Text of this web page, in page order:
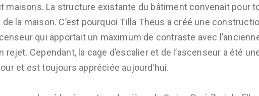
maisons. La structure existante du bâtiment convenait pour
de la maison. C’est pourquoi Tilla Theus a créé une
qui apportait un maximum de contraste avec
rejet. Cependant, la cage d’escalier et de l’ascenseur a été
et est toujours appréciée aujourd’hui.